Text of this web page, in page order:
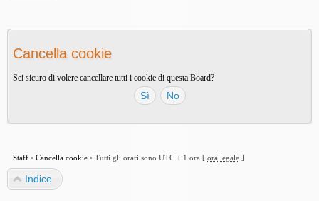
Cancella cookie
Sei sicuro di volere cancellare tutti i cookie di questa Board?
Staff • Cancella cookie • Tutti gli orari sono UTC + 1 ora [ ora legale ]
Indice